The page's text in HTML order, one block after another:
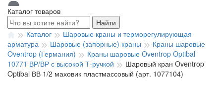
Каталог товаров
Найти
Каталог
Шаровые краны и терморегулирующая
арматура
Шаровые (запорные) краны
Краны шаровые
Oventrop (Германия)
Краны шаровые Oventrop Optibal
10771 ВР/ВР с высокой Т-ручкой
Шаровый кран Oventrop
Optibal ВВ 1/2 маховик пластмассовый (арт. 1077104)